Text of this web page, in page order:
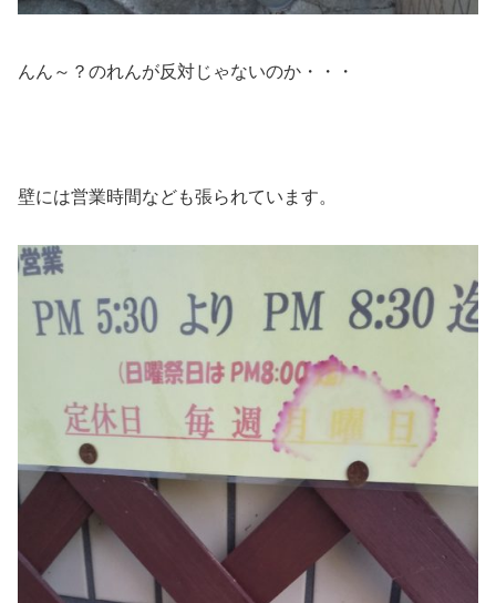
んん～？のれんが反対じゃないのか・・・
壁には営業時間なども張られています。